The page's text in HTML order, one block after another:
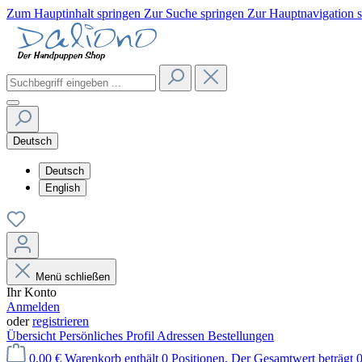
Zum Hauptinhalt springen Zur Suche springen Zur Hauptnavigation
Deutsch
Deutsch
English
Menü schließen
Ihr Konto
Anmelden
oderregistrieren
Übersicht Persönliches Profil Adressen Bestellungen
0,00 € Warenkorb enthält 0 Positionen. Der Gesamtwert beträgt